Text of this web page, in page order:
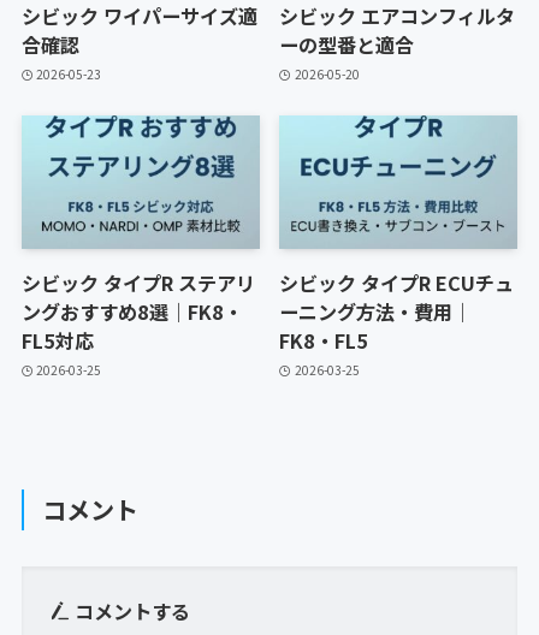
シビック ワイパーサイズ適
合確認
2026-05-23
シビック エアコンフィルタ
ーの型番と適合
2026-05-20
シビック タイプR ステアリ
ングおすすめ8選｜FK8・
FL5対応
2026-03-25
シビック タイプR ECUチュ
ーニング方法・費用｜
FK8・FL5
2026-03-25
コメント
コメントする